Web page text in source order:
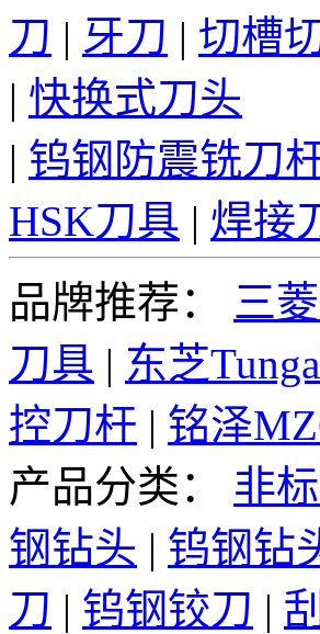
刀 | 牙刀 | 切槽
| 快换式刀头
| 钨钢防震铣刀
HSK刀具 | 焊接
品牌推荐：
三
刀具 | 东芝
控刀杆 | 铭泽
产品分类：
非
钢钻头 | 钨钢钻
刀 | 钨钢铰刀 |